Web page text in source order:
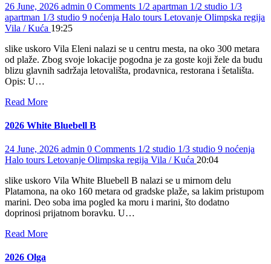
26 June, 2026 admin 0 Comments 1/2 apartman 1/2 studio 1/3
apartman 1/3 studio 9 noćenja Halo tours Letovanje Olimpska regija
Vila / Kuća 19:25
slike uskoro Vila Eleni nalazi se u centru mesta, na oko 300 metara
od plaže. Zbog svoje lokacije pogodna je za goste koji žele da budu
blizu glavnih sadržaja letovališta, prodavnica, restorana i šetališta.
Opis: U…
Read More
2026 White Bluebell B
24 June, 2026 admin 0 Comments 1/2 studio 1/3 studio 9 noćenja
Halo tours Letovanje Olimpska regija Vila / Kuća 20:04
slike uskoro Vila White Bluebell B nalazi se u mirnom delu
Platamona, na oko 160 metara od gradske plaže, sa lakim pristupom
marini. Deo soba ima pogled ka moru i marini, što dodatno
doprinosi prijatnom boravku. U…
Read More
2026 Olga